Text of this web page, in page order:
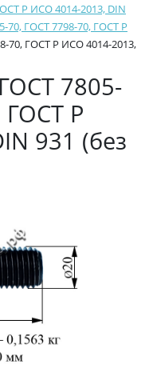
Р ИСО 4014-2013, DIN
70, ГОСТ 7798-70, ГОСТ Р
70, ГОСТ Р ИСО 4014-2013,
7805-
ГОСТ Р
931 (без